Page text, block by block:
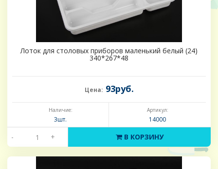
Лоток для столовых приборов маленький белый (24)
340*267*48
Цена: 93руб.
Наличие:
3шт.
Артикул:
14000
- + В КОРЗИНУ